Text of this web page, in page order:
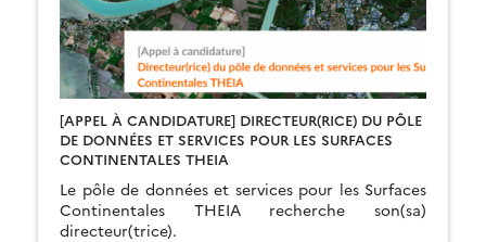
[APPEL À CANDIDATURE] DIRECTEUR(RICE) DU PÔLE
DE DONNÉES ET SERVICES POUR LES SURFACES
CONTINENTALES THEIA
Le pôle de données et services pour les Surfaces
Continentales THEIA recherche son(sa)
directeur(trice).